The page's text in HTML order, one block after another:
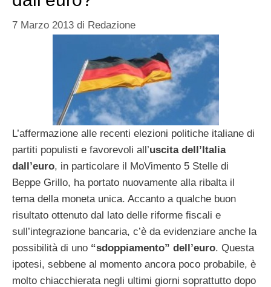
7 Marzo 2013 di Redazione
L’affermazione alle recenti elezioni politiche italiane di
partiti populisti e favorevoli all’uscita dell’Italia
dall’euro, in particolare il MoVimento 5 Stelle di
Beppe Grillo, ha portato nuovamente alla ribalta il
tema della moneta unica. Accanto a qualche buon
risultato ottenuto dal lato delle riforme fiscali e
sull’integrazione bancaria, c’è da evidenziare anche la
possibilità di uno “sdoppiamento” dell’euro. Questa
ipotesi, sebbene al momento ancora poco probabile, è
molto chiacchierata negli ultimi giorni soprattutto dopo